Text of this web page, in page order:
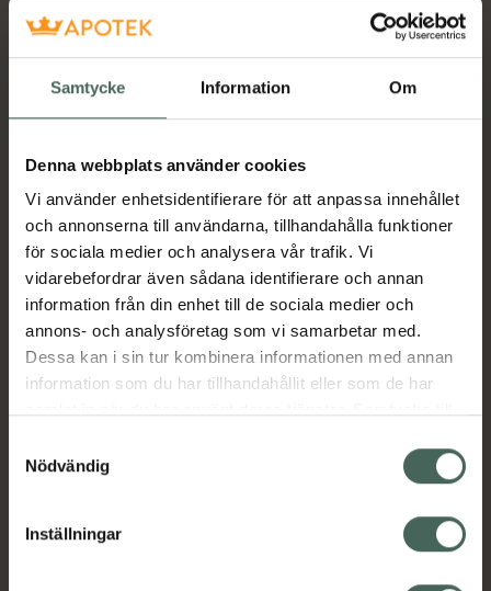
Samtycke Information Om
Denna webbplats använder cookies
Vi använder enhetsidentifierare för att anpassa innehållet
och annonserna till användarna, tillhandahålla funktioner
för sociala medier och analysera vår trafik. Vi
vidarebefordrar även sådana identifierare och annan
information från din enhet till de sociala medier och
annons- och analysföretag som vi samarbetar med.
Dessa kan i sin tur kombinera informationen med annan
information som du har tillhandahållit eller som de har
återkalla ditt samtycke via webbplatsens
cookieinställningar. Ett återkallat samtycke påverkar inte
lagligheten av behandling som skett innan återkallelsen.
Nödvändig
Inställningar
Köp via ditt recept
Beskrivning Dölj
Läs alltid bipacksedeln innan
användning.
EAN:07046260727618
Visa